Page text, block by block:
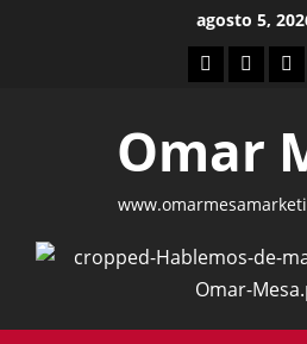
agosto 5,
Home
Omar